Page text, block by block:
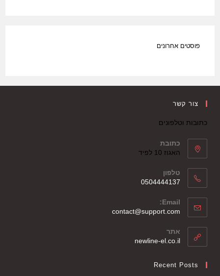
פוסטים אחרונים
צור קשר
כתובות וטלפונים
כתובת
האגוז 10 לפיד
טלפון
0504444137
Email:
contact@support.com
אתר
newline-el.co.il
Recent Posts